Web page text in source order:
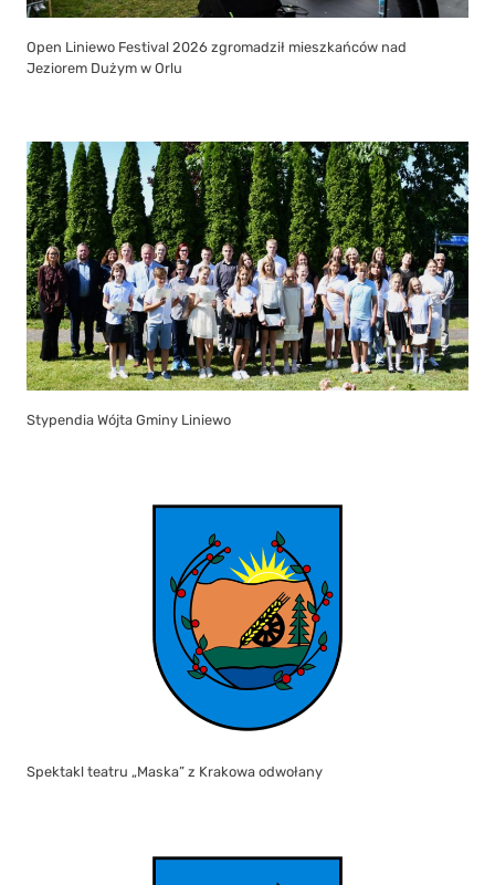
Open Liniewo Festival 2026 zgromadził mieszkańców nad
Jeziorem Dużym w Orlu
Stypendia Wójta Gminy Liniewo
Spektakl teatru „Maska” z Krakowa odwołany